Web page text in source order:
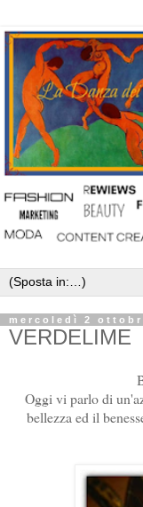
mercoledì 2
VERDELIME
Oggi vi parlo di
bellezza ed il